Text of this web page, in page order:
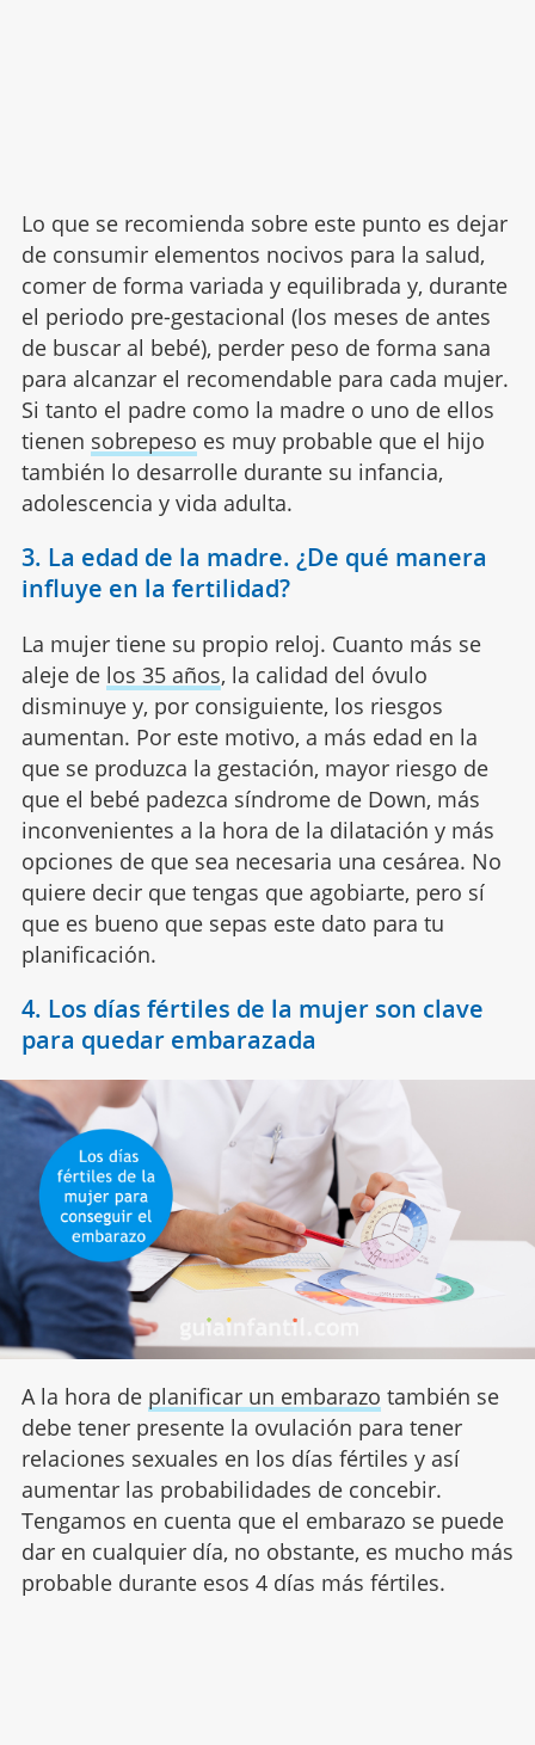
Lo que se recomienda sobre este punto es dejar
de consumir elementos nocivos para la salud,
comer de forma variada y equilibrada y, durante
el periodo pre-gestacional (los meses de antes
de buscar al bebé), perder peso de forma sana
para alcanzar el recomendable para cada mujer.
Si tanto el padre como la madre o uno de ellos
tienen sobrepeso es muy probable que el hijo
también lo desarrolle durante su infancia,
adolescencia y vida adulta.
3. La edad de la madre. ¿De qué manera
influye en la fertilidad?
La mujer tiene su propio reloj. Cuanto más se
aleje de los 35 años, la calidad del óvulo
disminuye y, por consiguiente, los riesgos
aumentan. Por este motivo, a más edad en la
que se produzca la gestación, mayor riesgo de
que el bebé padezca síndrome de Down, más
inconvenientes a la hora de la dilatación y más
opciones de que sea necesaria una cesárea. No
quiere decir que tengas que agobiarte, pero sí
que es bueno que sepas este dato para tu
planificación.
4. Los días fértiles de la mujer son clave
para quedar embarazada
A la hora de planificar un embarazo también se
debe tener presente la ovulación para tener
relaciones sexuales en los días fértiles y así
aumentar las probabilidades de concebir.
Tengamos en cuenta que el embarazo se puede
dar en cualquier día, no obstante, es mucho más
probable durante esos 4 días más fértiles.